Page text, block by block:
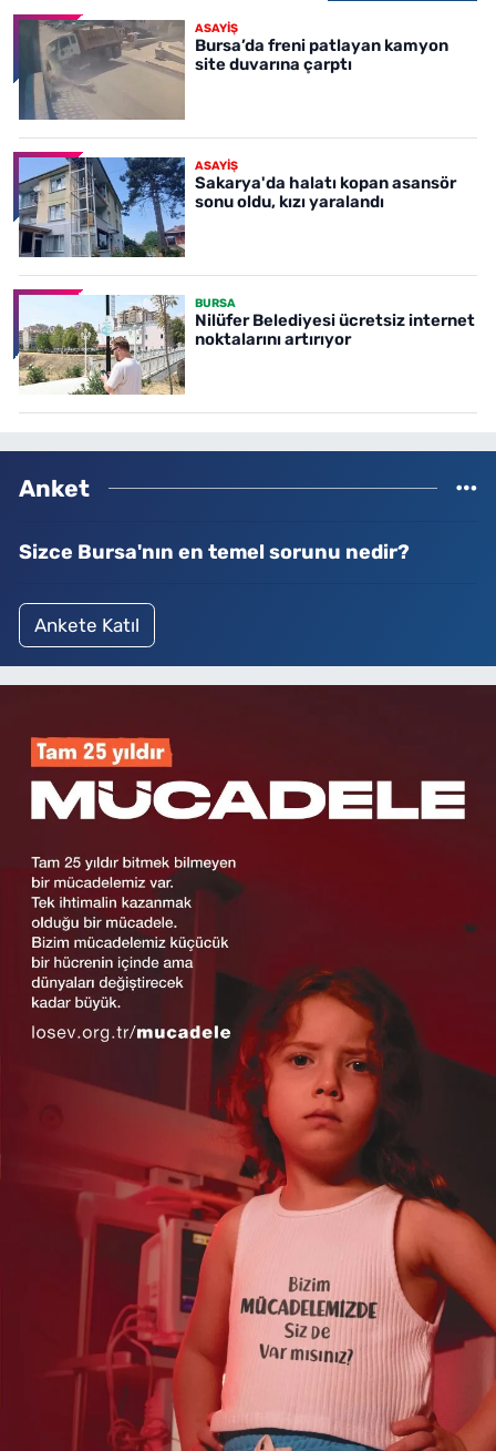
ASAYİŞ
Bursa’da freni patlayan kamyon
site duvarına çarptı
ASAYİŞ
Sakarya'da halatı kopan asansör
sonu oldu, kızı yaralandı
BURSA
Nilüfer Belediyesi ücretsiz internet
noktalarını artırıyor
Anket
Sizce Bursa'nın en temel sorunu nedir?
Ankete Katıl